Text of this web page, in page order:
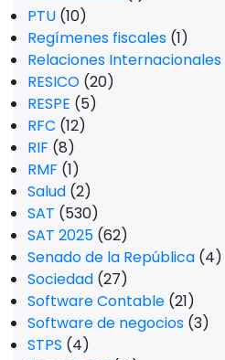
PTU (10)
Regímenes fiscales (1)
Relaciones Internacionales
RESICO (20)
RESPE (5)
RFC (12)
RIF (8)
RMF (1)
Salud (2)
SAT (530)
SAT 2025 (62)
Senado de la República (4)
Sociedad (27)
Software Contable (21)
Software de negocios (3)
STPS (4)